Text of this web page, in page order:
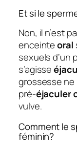
Et si le
Non, il n’est
enceinteoral
sexuels d’un
s’agisse
grossesse ne
pré-éjaculer
vulve.
Comment le
féminin?